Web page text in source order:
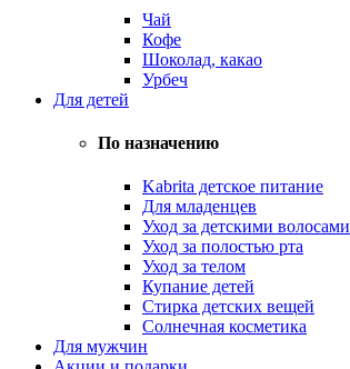
Чай
Кофе
Шоколад, какао
Урбеч
Для детей
По назначению
Kabrita детское питание
Для младенцев
Уход за детскими волосами
Уход за полостью рта
Уход за телом
Купание детей
Стирка детских вещей
Солнечная косметика
Для мужчин